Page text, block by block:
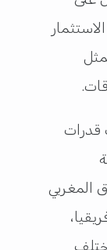
قدرات
المغربي